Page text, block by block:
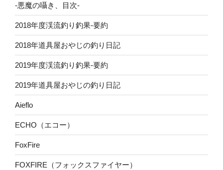
-悪魔の囁き、目次-
2018年度渓流釣り釣果-要約
2018年道具屋おやじの釣り日記
2019年度渓流釣り釣果-要約
2019年道具屋おやじの釣り日記
Aieflo
ECHO（エコー）
FoxFire
FOXFIRE（フォックスファイヤー）